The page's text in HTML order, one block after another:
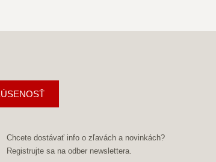
Chcete dostávať info o zľavách a novinkách?
Registrujte sa na odber newslettera.